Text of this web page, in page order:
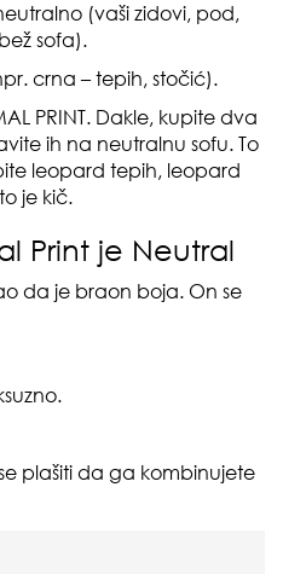
(vaši zidovi, pod,
sofa).
crna – tepih, stočić).
PRINT. Dakle, kupite dva
ih na neutralnu sofu. To
leopard tepih, leopard
je kič.
Print je Neutral
da je braon boja. On se
plašiti da ga kombinujete